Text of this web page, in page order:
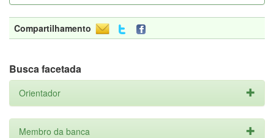
Compartilhamento
Busca facetada
Orientador
Membro da banca